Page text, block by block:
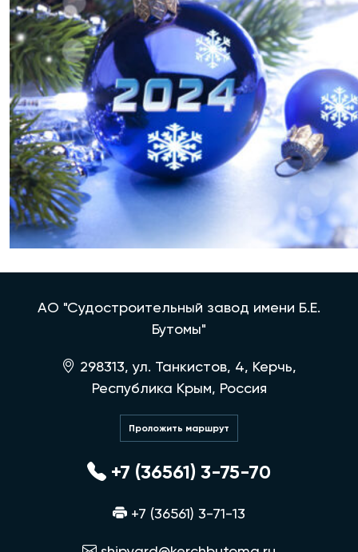
АО "Судостроительный завод имени Б.Е.
Бутомы"
298313, ул. Танкистов, 4, Керчь,
Республика Крым, Россия
Проложить маршрут
+7 (36561) 3-75-70
+7 (36561) 3-71-13